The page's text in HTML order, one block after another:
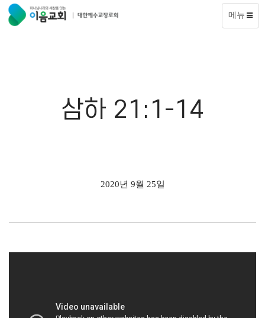
메뉴
삼하 21:1-14
2020년 9월 25일